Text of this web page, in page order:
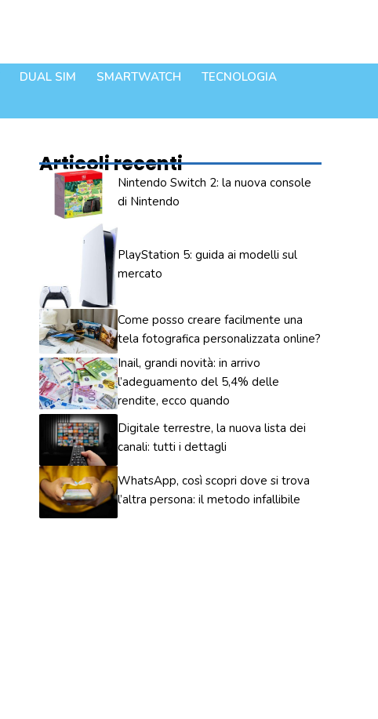
DUAL SIM SMARTWATCH
TECNOLOGIA
Articoli recenti
Nintendo Switch 2: la nuova console
di Nintendo
PlayStation 5: guida ai modelli sul
mercato
Come posso creare facilmente una
tela fotografica personalizzata online?
Inail, grandi novità: in arrivo
l’adeguamento del 5,4% delle
rendite, ecco quando
Digitale terrestre, la nuova lista dei
canali: tutti i dettagli
WhatsApp, così scopri dove si trova
l’altra persona: il metodo infallibile